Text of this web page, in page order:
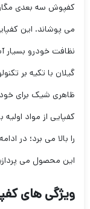
کفپوش سه بعدی
می پوشاند. این
نظافت خودرو بسیار
گیلان با تکیه بر
ظاهری شیک برای
کفپایی از مواد
را بالا می برد؛ در
این محصول می
ویژگی های